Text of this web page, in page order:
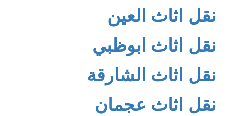
نقل اثاث العين
نقل اثاث ابوظبي
نقل اثاث الشارقة
نقل اثاث عجمان